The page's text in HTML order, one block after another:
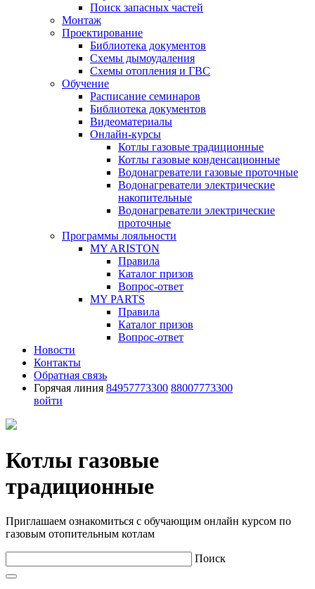
Поиск запасных частей
Монтаж
Проектирование
Библиотека документов
Схемы дымоудаления
Схемы отопления и ГВС
Обучение
Расписание семинаров
Библиотека документов
Видеоматериалы
Онлайн-курсы
Котлы газовые традиционные
Котлы газовые конденсационные
Водонагреватели газовые проточные
Водонагреватели электрические
накопительные
Водонагреватели электрические
проточные
Программы лояльности
MY ARISTON
Правила
Каталог призов
Вопрос-ответ
MY PARTS
Правила
Каталог призов
Вопрос-ответ
Новости
Контакты
Обратная связь
Горячая линия 84957773300 88007773300
войти
Котлы газовые
традиционные
Приглашаем ознакомиться с обучающим онлайн курсом по
газовым отопительным котлам
Поиск